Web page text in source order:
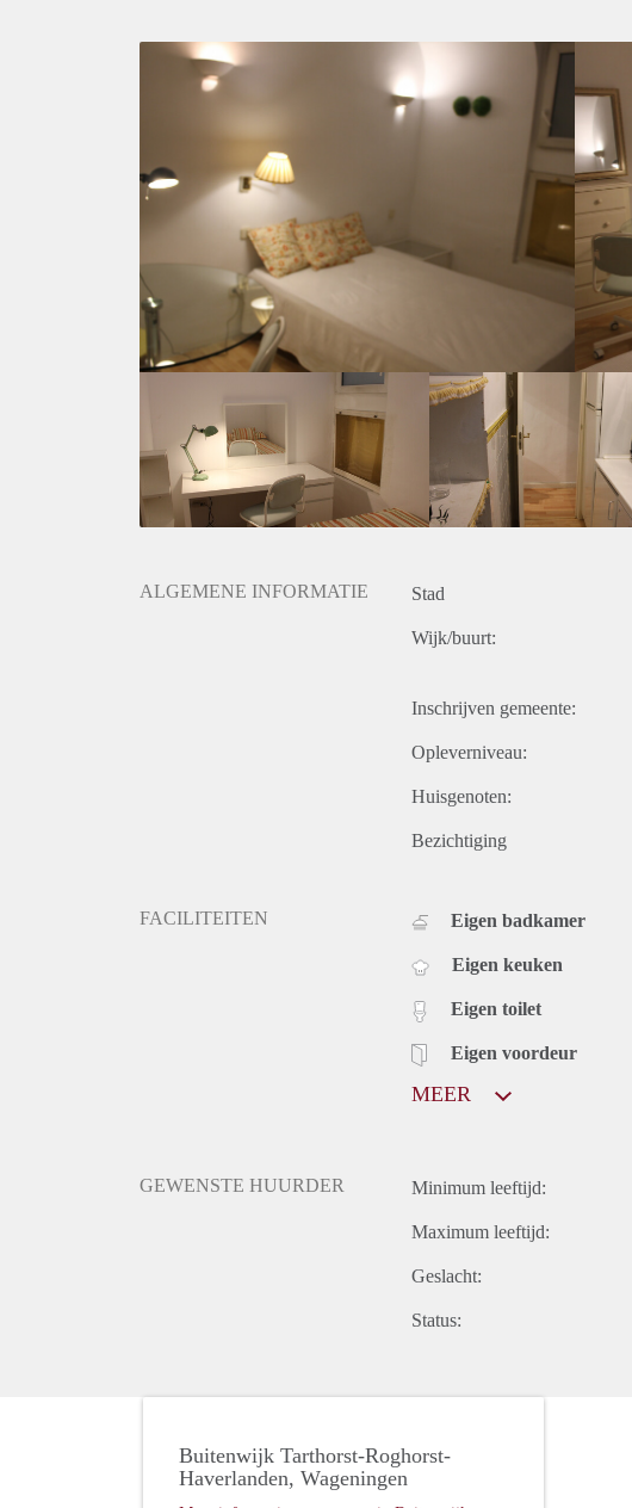
ALGEMENE INFORMATIE Stad
Wijk/buurt:
Inschrijven gemeente:
Opleverniveau:
Huisgenoten:
Bezichtiging
FACILITEITEN Eigen badkamer
Eigen keuken
Eigen toilet
Eigen voordeur
MEER
GEWENSTE HUURDER Minimum leeftijd:
Maximum leeftijd:
Geslacht:
Status:
Buitenwijk Tarthorst-Roghorst-
Haverlanden, Wageningen